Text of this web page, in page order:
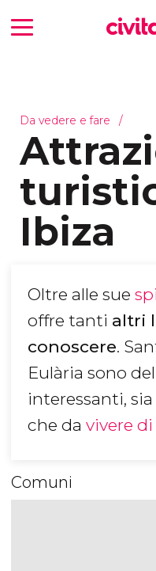
Da vedere e fare
Ibiza
Oltre alle sue
offre tanti altri
conoscere.
Eulària sono
interessanti,
che da vivere
Comuni